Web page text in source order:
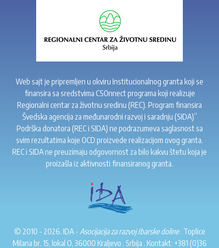
Web sajt je pripremljen u okviru Institucionalnog granta koji se
finansira sa sredstvima CSOnnect programa koji realizuje
Regionalni centar za životnu sredinu (REC). Program finansira
Švedska agencija za međunarodni razvoj i saradnju (SIDA)”
Podrška donatora (REC i SIDA) ne podrazumeva saglasnost sa
svim rezultatima koje OCD proizvede realizacijom ovog granta.
REC i SIDA ne preuzimaju odgovornost za bilo kakvu štetu koja je
proizašla iz aktivnosti finansiranog granta.
© 2010 - 2026. IDA - Asocijacija za razvoj Ibarske doline. Toplice
Milana br. 15, lokal O, 36000 Kraljevo . Srbija . Kontakt: +381 (0)36